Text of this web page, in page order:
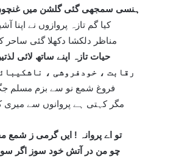
ہنسی سمجھی گئی گلشن ميں
کيا گم تازہ پروازوں نے اپنا
مناظر دلکشا دکھلا گئی ساحر
حيات تازہ اپنے ساتھ لائی
رقابت ، خودفروشی ،
فروغ شمع نو سے بزم مسلم
مگر کہتی ہے پروانوں سے ميری
”تو اے پروانہ ! ايں گرمی ز شمع
چو من در آتش خود سوز اگر